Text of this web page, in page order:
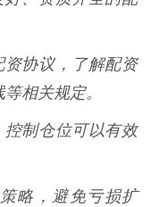
协议，了解配资
相关规定。
制仓位可以有效
略，避免亏损扩